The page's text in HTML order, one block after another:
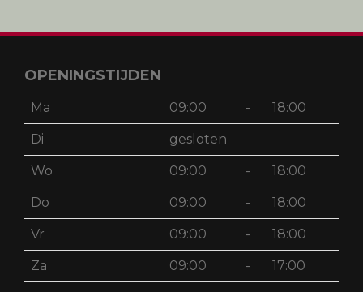
OPENINGSTIJDEN
Ma 09:00 - 18:00
Di gesloten
Wo 09:00 - 18:00
Do 09:00 - 18:00
Vr 09:00 - 18:00
Za 09:00 - 17:00